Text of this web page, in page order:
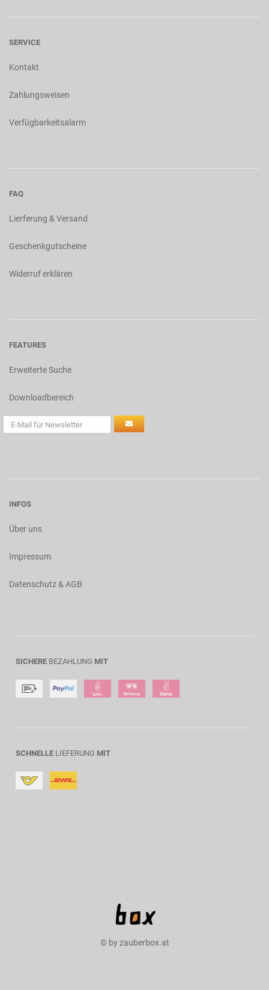
SERVICE
Kontakt
Zahlungsweisen
Verfügbarkeitsalarm
FAQ
Lierferung & Versand
Geschenkgutscheine
Widerruf erklären
FEATURES
Erweiterte Suche
Downloadbereich
INFOS
Über uns
Impressum
Datenschutz & AGB
SICHERE BEZAHLUNG MIT
SCHNELLE LIEFERUNG MIT
© by zauberbox.at